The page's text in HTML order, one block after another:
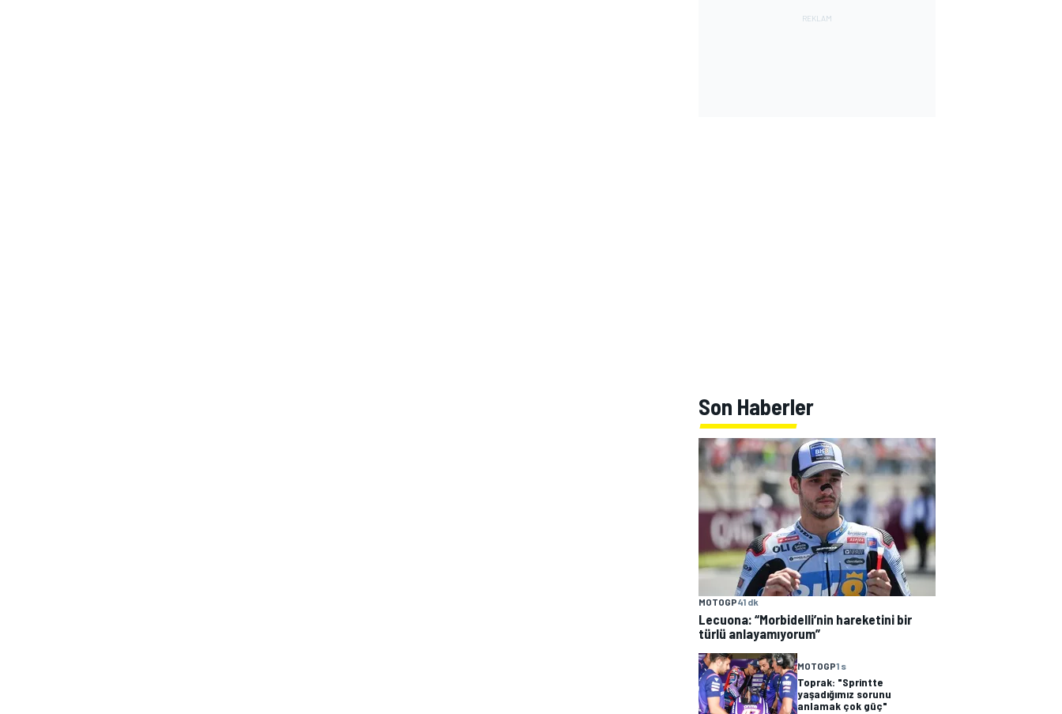
Son Haberler
MOTOGP41 dk
Lecuona: “Morbidelli’nin hareketini bir
türlü anlayamıyorum”
MOTOGP1 s
Toprak: "Sprintte
yaşadığımız sorunu
anlamak çok güç"